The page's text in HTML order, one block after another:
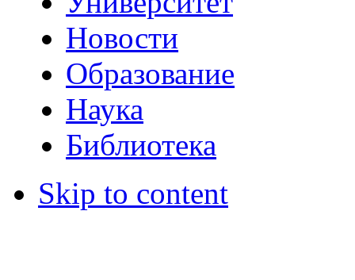
Новости
Образование
Наука
Библиотека
Skip to content